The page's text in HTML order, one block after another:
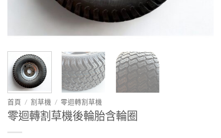
首頁 / 割草機 / 零迴轉割草機
零迴轉割草機後輪胎含輪圈